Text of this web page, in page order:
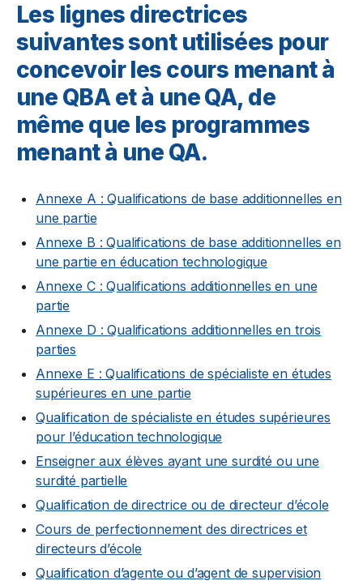
Les lignes directrices
suivantes sont utilisées pour
concevoir les cours menant à
une QBA et à une QA, de
même que les programmes
menant à une QA.
Annexe A : Qualifications de base additionnelles en
une partie
Annexe B : Qualifications de base additionnelles en
une partie en éducation technologique
Annexe C : Qualifications additionnelles en une
partie
Annexe D : Qualifications additionnelles en trois
parties
Annexe E : Qualifications de spécialiste en études
supérieures en une partie
Qualification de spécialiste en études supérieures
pour l’éducation technologique
Enseigner aux élèves ayant une surdité ou une
surdité partielle
Qualification de directrice ou de directeur d’école
Cours de perfectionnement des directrices et
directeurs d’école
Qualification d’agente ou d’agent de supervision